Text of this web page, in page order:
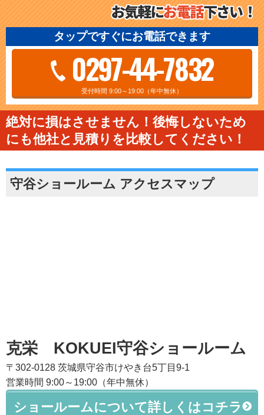
タップですぐにお電話できます
0297-44-7832
受付時間 9:00～19:00（年中無休）
絶対に損はさせません！後悔しないため
にも他社と見積りを比較してください！
守谷ショールーム アクセスマップ
克栄 KOKUEI守谷ショールーム
〒302-0128 茨城県守谷市けやき台5丁目9-1
営業時間 9:00～19:00（年中無休）
ショールームについて詳しくはコチラ